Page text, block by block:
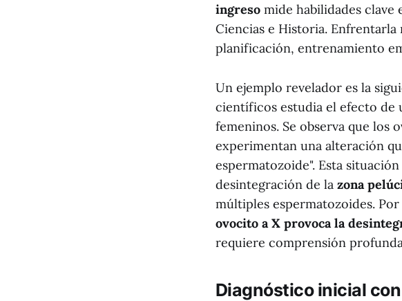
ingreso mide habilidades clave
Ciencias e Historia.
planificación, entrenamiento
Un ejemplo revelador es la
científicos estudia el efecto de
femeninos. Se observa que los
experimentan una alteración
espermatozoide". Esta
desintegración de la zona
múltiples espermatozoides.
ovocito a X provoca la
requiere comprensión
Diagnóstico inicial con